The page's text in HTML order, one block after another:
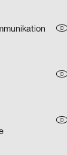
D
D
D